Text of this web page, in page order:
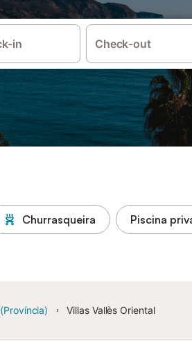
in Check-out
Churrasqueira Piscina
Villas Vallès Oriental